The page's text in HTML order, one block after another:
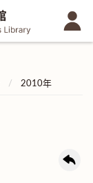
2010年